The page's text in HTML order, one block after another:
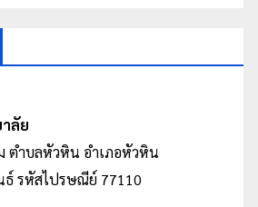
ลัย
ตำบลหัวหิน อำเภอหัวหิน
ธ์ รหัสไปรษณีย์ 77110